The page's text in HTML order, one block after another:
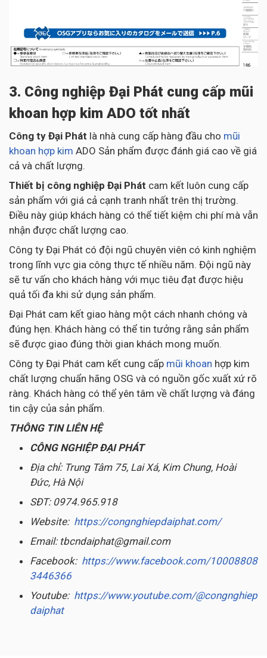
3. Công nghiệp Đại Phát cung cấp mũi
khoan hợp kim ADO tốt nhất
Công ty Đại Phát là nhà cung cấp hàng đầu cho mũi
khoan hợp kim ADO Sản phẩm được đánh giá cao về giá
cả và chất lượng.
Thiết bị công nghiệp Đại Phát cam kết luôn cung cấp
sản phẩm với giá cả cạnh tranh nhất trên thị trường.
Điều này giúp khách hàng có thể tiết kiệm chi phí mà vẫn
nhận được chất lượng cao.
Công ty Đại Phát có đội ngũ chuyên viên có kinh nghiệm
trong lĩnh vực gia công thực tế nhiều năm. Đội ngũ này
sẽ tư vấn cho khách hàng với mục tiêu đạt được hiệu
quả tối đa khi sử dụng sản phẩm.
Đại Phát cam kết giao hàng một cách nhanh chóng và
đúng hẹn. Khách hàng có thể tin tưởng rằng sản phẩm
sẽ được giao đúng thời gian khách mong muốn.
Công ty Đại Phát cam kết cung cấp mũi khoan hợp kim
chất lượng chuẩn hãng OSG và có nguồn gốc xuất xứ rõ
ràng. Khách hàng có thể yên tâm về chất lượng và đáng
tin cậy của sản phẩm.
THÔNG TIN LIÊN HỆ
CÔNG NGHIỆP ĐẠI PHÁT
Địa chỉ: Trung Tâm 75, Lai Xá, Kim Chung, Hoài
Đức, Hà Nội
SĐT: 0974.965.918
Website: https://congnghiepdaiphat.com/
Email: tbcndaiphat@gmail.com
Facebook: https://www.facebook.com/10008808
3446366
Youtube: https://www.youtube.com/@congnghiep
daiphat